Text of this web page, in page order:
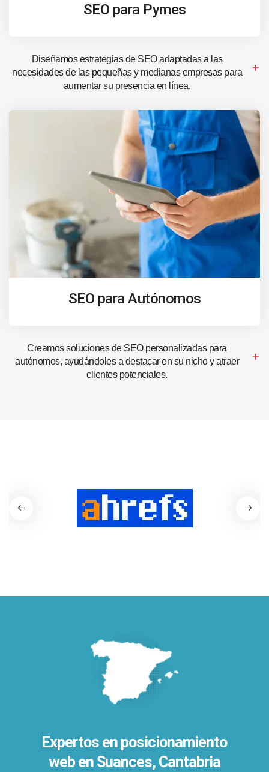
SEO para Pymes
Diseñamos estrategias de SEO adaptadas a las
necesidades de las pequeñas y medianas empresas para
aumentar su presencia en línea.
SEO para Autónomos
Creamos soluciones de SEO personalizadas para
autónomos, ayudándoles a destacar en su nicho y atraer
clientes potenciales.
Expertos en posicionamiento
web en Suances, Cantabria